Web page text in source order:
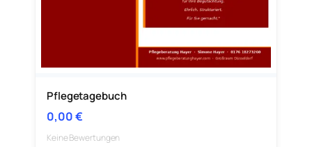
Pflegetagebuch
0,00€
Keine Bewertungen